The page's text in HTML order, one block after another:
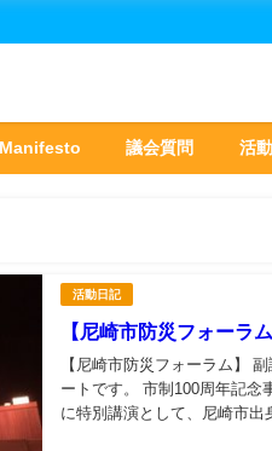
Manifesto 議会質問 活
活動日記
【尼崎市防災フォーラム
【尼崎市防災フォーラム】
ートです。 市制100周年記念
に特別講演として、尼崎市出